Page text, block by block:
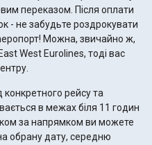
Після оплати
- не забудьте роздрокувати
Можна, звичайно ж,
West Eurolines, тоді вас
конкретного рейсу та
в межах біля 11 годин
обрану дату, середню